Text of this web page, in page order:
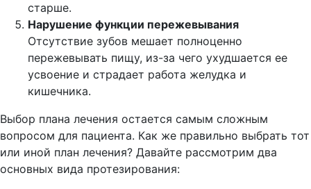
старше.
Нарушение функции пережевывания
Отсутствие зубов мешает полноценно
пережевывать пищу, из-за чего ухудшается ее
усвоение и страдает работа желудка и
кишечника.
Выбор плана лечения остается самым сложным
вопросом для пациента. Как же правильно выбрать тот
или иной план лечения? Давайте рассмотрим два
основных вида протезирования: